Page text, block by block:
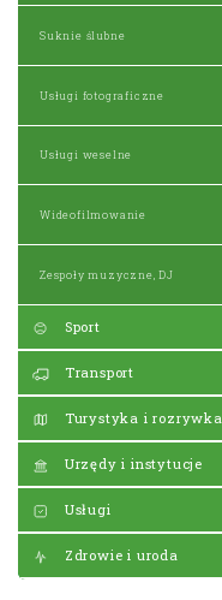
Suknie ślubne
Usługi fotograficzne
Usługi weselne
Wideofilmowanie
Zespoły muzyczne, DJ
Sport
Transport
Turystyka i rozrywka
Urzędy i instytucje
Usługi
Zdrowie i uroda